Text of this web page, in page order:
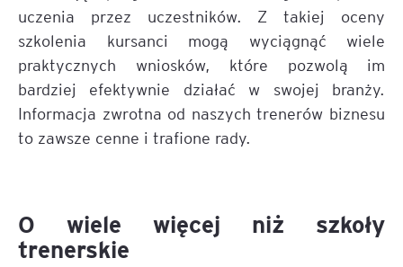
uczenia przez uczestników. Z takiej oceny
szkolenia kursanci mogą wyciągnąć wiele
praktycznych wniosków, które pozwolą im
bardziej efektywnie działać w swojej branży.
Informacja zwrotna od naszych trenerów biznesu
to zawsze cenne i trafione rady.
O wiele więcej niż szkoły
trenerskie